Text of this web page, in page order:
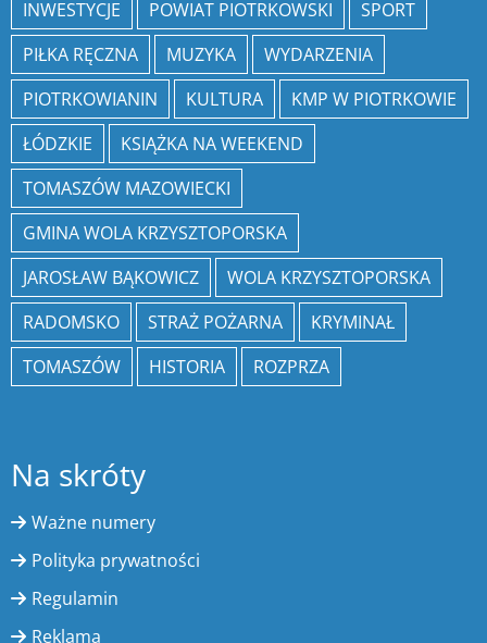
INWESTYCJE
POWIAT PIOTRKOWSKI
SPORT
PIŁKA RĘCZNA
MUZYKA
WYDARZENIA
PIOTRKOWIANIN
KULTURA
KMP W PIOTRKOWIE
ŁÓDZKIE
KSIĄŻKA NA WEEKEND
TOMASZÓW MAZOWIECKI
GMINA WOLA KRZYSZTOPORSKA
JAROSŁAW BĄKOWICZ
WOLA KRZYSZTOPORSKA
RADOMSKO
STRAŻ POŻARNA
KRYMINAŁ
TOMASZÓW
HISTORIA ROZPRZA
Na skróty
Ważne numery
Polityka prywatności
Regulamin
Reklama